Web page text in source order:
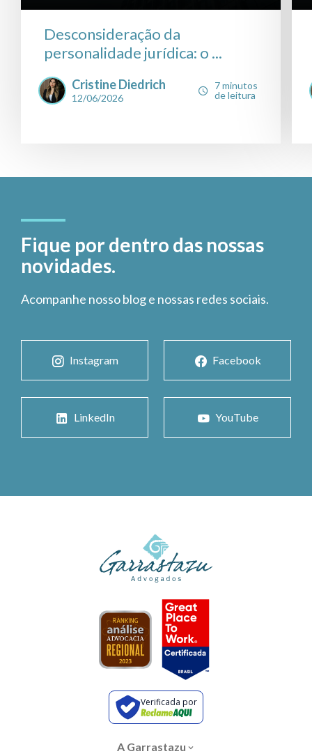
Desconsideração da
personalidade jurídica: o ...
Cristine Diedrich
12/06/2026
7 minutos
de leitura
Fique por dentro das nossas
novidades.
Acompanhe nosso blog e nossas redes sociais.
Instagram Facebook
LinkedIn YouTube
Verificada por
A Garrastazu